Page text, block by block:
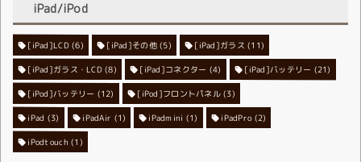
iPad/iPod
[iPad]LCD(6) [iPad]その他 (5) [iPad]ガラス (11)
[iPad]ガラス・LCD(8) [iPad]コネクター (4) [iPad]バッテリー (21)
[iPod]バッテリー (12) [iPod]フロントパネル(3)
iPad (3) iPadAir (1) iPadmini (1) iPadPro(2)
iPodtouch (1)